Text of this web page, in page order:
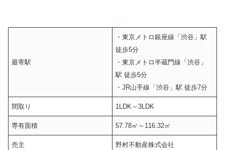
最寄駅
・東京メトロ銀座線「渋谷」駅
徒歩5分
・東京メトロ半蔵門線「渋谷」
駅 徒歩5分
・JR山手線「渋谷」駅 徒歩7分
間取り 1LDK～3LDK
専有面積 57.78㎡～116.32㎡
売主 野村不動産株式会社